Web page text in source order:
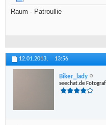
Raum - Patroullie
12.01.2013, 13:56
Biker_lady
seechat.de Fotograf